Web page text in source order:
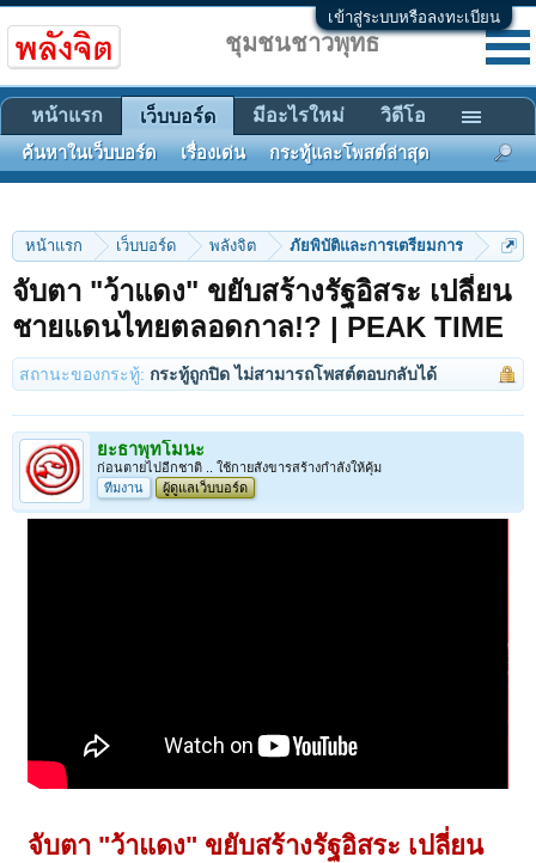
เข้าสู่ระบบหรือลงทะเบียน
หน้าแรก เว็บบอร์ด พลังจิต ภัยพิบัติและการเตรียมการ
จับตา "ว้าแดง" ขยับสร้างรัฐอิสระ เปลี่ยน
ชายแดนไทยตลอดกาล!? | PEAK TIME
สถานะของกระทู้: กระทู้ถูกปิด ไม่สามารถโพสต์ตอบกลับได้
ยะธาพุทโมนะ
ก่อนตายไปอีกชาติ .. ใช้กายสังขารสร้างกำลังให้คุ้ม
ทีมงาน
ผู้ดูแลเว็บบอร์ด
จับตา "ว้าแดง" ขยับสร้างรัฐอิสระ เปลี่ยน
ชุมชนชาวพุทธ
หน้าแรก เว็บบอร์ด
ค้นหาในเว็บบอร์ด เรื่องเด่น กระทู้และโพสต์ล่าสุด
มีอะไรใหม่ วิดีโอ